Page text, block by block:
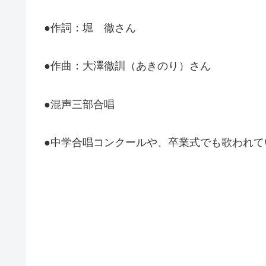
●作詞：堀 徹さん
●作曲：大澤徹訓（あきのり）さん
●混声三部合唱
●中学合唱コンクールや、卒業式でも歌われ